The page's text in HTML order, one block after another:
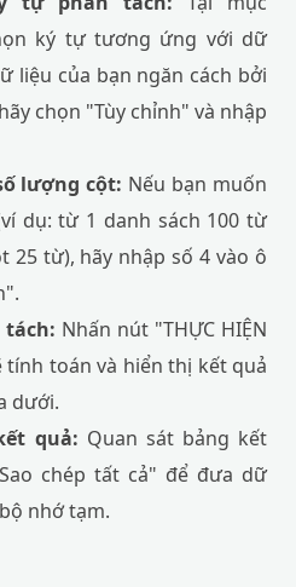
ký tự tương ứng với dữ
liệu của bạn ngăn cách bởi
chọn "Tùy chỉnh" và nhập
lượng cột: Nếu bạn muốn
dụ: từ 1 danh sách 100 từ
25 từ), hãy nhập số 4 vào ô
tách: Nhấn nút "THỰC HIỆN
tính toán và hiển thị kết quả
dưới.
quả: Quan sát bảng kết
chép tất cả" để đưa dữ
nhớ tạm.